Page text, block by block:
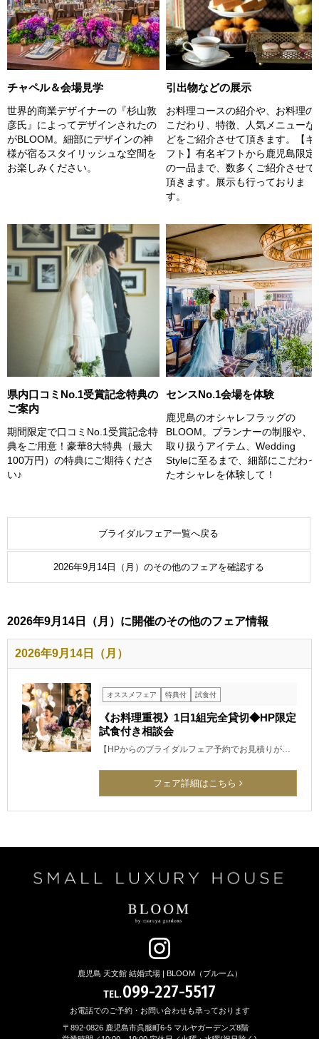
チャペル＆会場見学
世界的商業デザイナーの『杉山敦
彦氏』によってデザインされたの
がBLOOM。細部にデザインの神
様が宿るスタイリッシュな空間を
お楽しみください。
引出物などの展示
お料理コースの紹介や、お料理の
こだわり、特徴、人気メニューな
どをご紹介させて頂きます。【ギ
フト】有名ギフトから鹿児島限定
の一品まで、数多くご紹介させて
頂きます。展示も行っておりま
す。
県内口コミNo.1受賞記念特典の
ご案内
期間限定で口コミNo.1受賞記念特
典をご用意！豪華8大特典（最大
100万円）の特典にご期待くださ
い♪
センスNo.1会場を体験
鹿児島のオシャレフラッグの
BLOOM。プランナーの制服や、
取り扱うアイテム、Wedding
Styleに至るまで、細部にこだわっ
たオシャレを体験して！
ブライダルフェア一覧へ戻る
2026年9月14日（月）のその他のフェアを確認する
2026年9月14日（月）に開催のその他のフェア情報
2026年9月14日（月）
オススメフェア 特典付 試食付
《お料理重視》1日1組完全貸切◆HP限定
試食付き相談会
【HPからのブライダルフェア予約でお見積りが…
フェア詳細はこちら
鹿児島 天文館 結婚式場 | BLOOM（ブルーム）
TEL.099-227-5517
お電話でのご予約・お問い合わせも承っております
〒892-0826 鹿児島市呉服町6-5 マルヤガーデンズ8階